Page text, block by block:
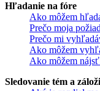
Hľadanie na fóre
Ako môžem
Prečo moja
Prečo mi
Ako môžem
Ako môžem
Sledovanie tém a